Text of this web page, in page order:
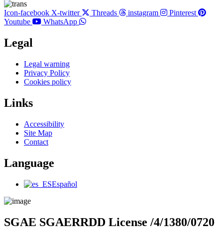
Icon-facebook X-twitter Threads instagram
Pinterest
Youtube
WhatsApp
Legal
Main
Menu
Legal warning
Privacy Policy
Cookies policy
Links
Main
Menu
Accessibility
Site Map
Contact
Language
Main
Español
SGAE SGAERRDD License /4/1380/0720